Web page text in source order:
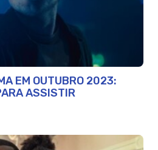
EM OUTUBRO 2023:
ASSISTIR